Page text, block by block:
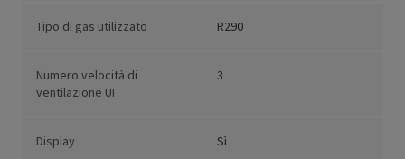
Tipo di gas utilizzato R290
Numero velocità di
ventilazione UI
3
Display Sì